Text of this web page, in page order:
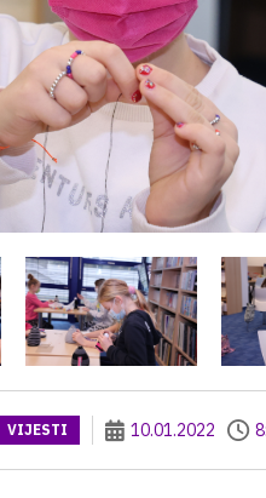
VIJESTI 10.01.2022